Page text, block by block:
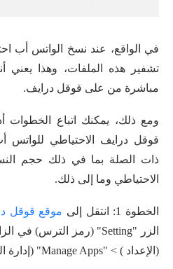
في الواقع، عند نسخ الواتس أب
تشفير هذه الملفات، وهذا يعني
مباشرة من على قوقل درايف.
ومع ذلك، يمكنك اتباع الخطوات
قوقل درايف الاحتياطي للواتس
ذات الصلة بما في ذلك حجم
الاحتياطي وما إلى ذلك.
الخطوة 1: انتقل إلى موقع قوقل
(الإعداد ) > "Manage Apps" (إدارة التطبيقات).